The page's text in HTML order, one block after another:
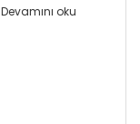
Devamını oku